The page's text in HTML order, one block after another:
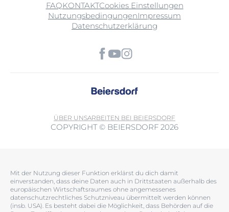
FAQKONTAKTCookies Einstellungen
NutzungsbedingungenImpressum
Datenschutzerklärung
ÜBER UNSARBEITEN BEI BEIERSDORF
COPYRIGHT © BEIERSDORF 2026
Mit der Nutzung dieser Funktion erklärst du dich damit
einverstanden, dass deine Daten auch in Drittstaaten außerhalb des
europäischen Wirtschaftsraumes ohne angemessenes
datenschutzrechtliches Schutzniveau übermittelt werden können
(insb. USA). Es besteht dabei die Möglichkeit, dass Behörden auf die